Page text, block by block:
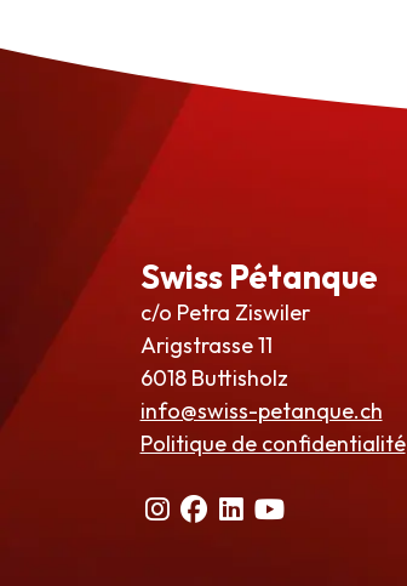
Swiss Pétanque
c/o Petra Ziswiler
Arigstrasse 11
6018 Buttisholz
info@swiss-petanque.ch
Politique de confidentialité